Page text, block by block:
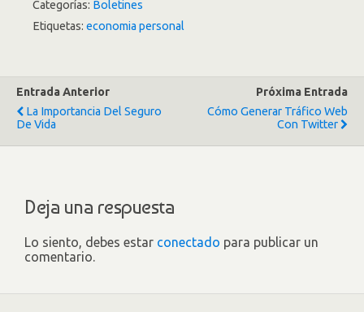
Categorías: Boletines
Etiquetas: economia personal
Entrada Anterior
La Importancia Del Seguro
De Vida
Próxima Entrada
Cómo Generar Tráfico Web
Con Twitter
Deja una respuesta
Lo siento, debes estar conectado para publicar un
comentario.